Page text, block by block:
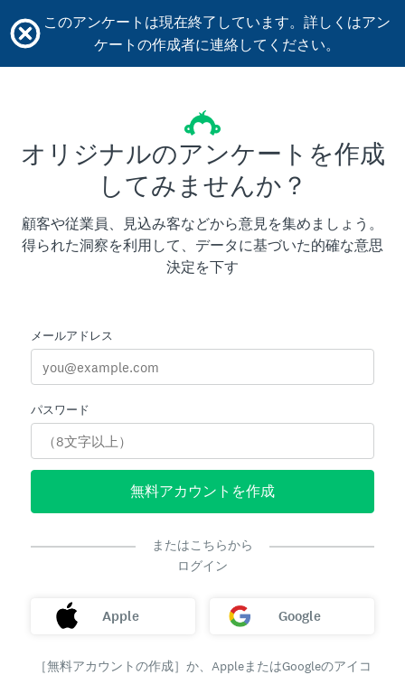
このアンケートは現在終了しています。詳しくはアン
ケートの作成者に連絡してください。
オリジナルのアンケートを作成
してみませんか？
顧客や従業員、見込み客などから意見を集めましょう。
得られた洞察を利用して、データに基づいた的確な意思
決定を下す
メールアドレス
パスワード
無料アカウントを作成
またはこちらから
ログイン
Apple Google
［無料アカウントの作成］か、AppleまたはGoogleのアイコ